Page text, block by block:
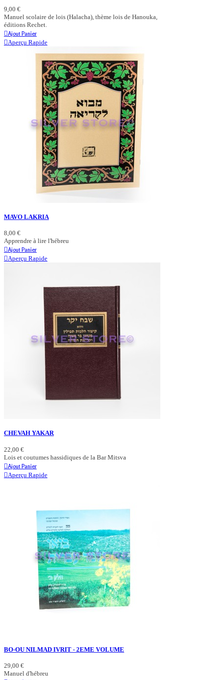
9,00 €
Manuel scolaire de lois (Halacha), thème lois de Hanouka,
éditions Rechet.
Ajout Panier
Aperçu Rapide
MAVO LAKRIA
8,00 €
Apprendre à lire l'hébreu
Ajout Panier
Aperçu Rapide
CHEVAH YAKAR
22,00 €
Lois et coutumes hassidiques de la Bar Mitsva
Ajout Panier
Aperçu Rapide
BO-OU NILMAD IVRIT - 2EME VOLUME
29,00 €
Manuel d'hébreu